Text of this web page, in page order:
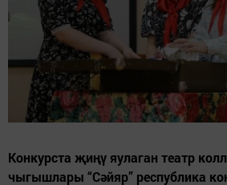
Конкурста җиңү яулаган театр
чыгышлары “Сәйяр” республика